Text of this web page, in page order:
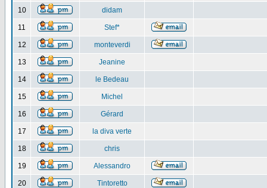
10 didam
11 Stef*
12 monteverdi
13 Jeanine
14 le Bedeau
15 Michel
16 Gérard
17 la diva verte
18 chris
19 Alessandro
20 Tintoretto